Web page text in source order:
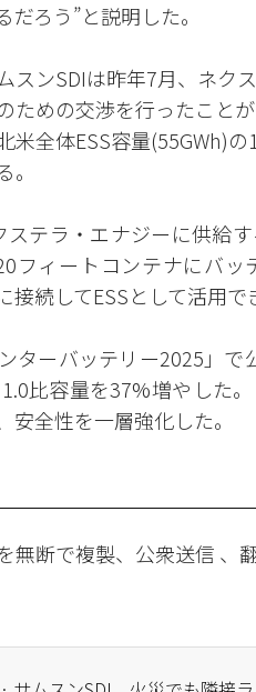
ろう”と説明した。
スンSDIは昨年7月、ネク
ための交渉を行ったこと
米全体ESS容量(55GWh)
ステラ・エナジーに供給
フィートコンテナにバ
続してESSとして活用で
ターバッテリー2025」
比容量を37%増やした
安全性を一層強化した。
無断で複製、公衆送信 、